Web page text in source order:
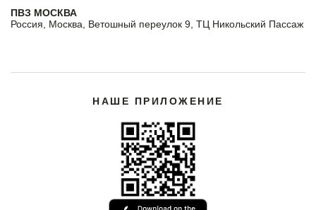
ПВЗ МОСКВА
Россия, Москва, Ветошный переулок 9, ТЦ Никольский Пассаж
НАШЕ ПРИЛОЖЕНИЕ